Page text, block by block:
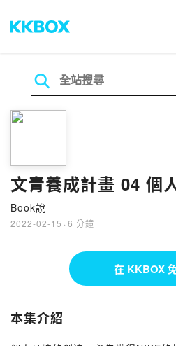
文青養成計畫 04 個
Book說
2022-02-15 · 6 分鐘
在 KKBOX
本集介紹